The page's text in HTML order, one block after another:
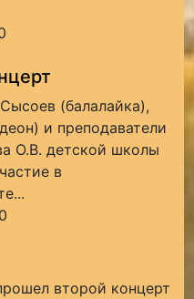
(балалайка),
и преподаватели
О.В. детской школы
в
второй концерт